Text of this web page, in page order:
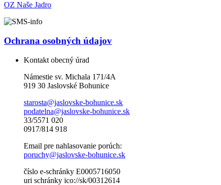
OZ Naše Jadro
Ochrana osobných údajov
Kontakt obecný úrad
Námestie sv. Michala 171/4A
919 30 Jaslovské Bohunice
starosta@jaslovske-bohunice.sk
podatelna@jaslovske-bohunice.sk
33/5571 020
0917/814 918
Email pre nahlasovanie porúch:
poruchy@jaslovske-bohunice.sk
číslo e-schránky E0005716050
uri schránky ico://sk/00312614